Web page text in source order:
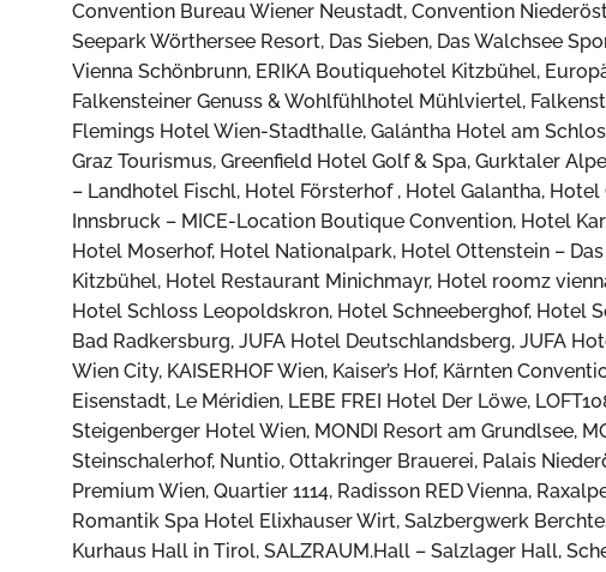
Convention Bureau Wiener Neustadt, Convention
Seepark Wörthersee Resort, Das Sieben, Das Walchsee
Vienna Schönbrunn, ERIKA Boutiquehotel Kitzbühel,
Falkensteiner Genuss & Wohlfühlhotel Mühlviertel,
Flemings Hotel Wien-Stadthalle, Galántha Hotel am
Graz Tourismus, Greenfield Hotel Golf & Spa, Gurktaler
– Landhotel Fischl, Hotel Försterhof , Hotel Galantha,
Innsbruck – MICE-Location Boutique Convention, Hotel
Hotel Moserhof, Hotel Nationalpark, Hotel Ottenstein –
Kitzbühel, Hotel Restaurant Minichmayr, Hotel roomz
Hotel Schloss Leopoldskron, Hotel Schneeberghof, Hotel
Bad Radkersburg, JUFA Hotel Deutschlandsberg, JUFA
Wien City, KAISERHOF Wien, Kaiser’s Hof, Kärnten
Eisenstadt, Le Méridien, LEBE FREI Hotel Der Löwe,
Steigenberger Hotel Wien, MONDI Resort am Grundlsee,
Steinschalerhof, Nuntio, Ottakringer Brauerei, Palais
Premium Wien, Quartier 1114, Radisson RED Vienna,
Romantik Spa Hotel Elixhauser Wirt, Salzbergwerk
Kurhaus Hall in Tirol, SALZRAUM.Hall – Salzlager Hall,